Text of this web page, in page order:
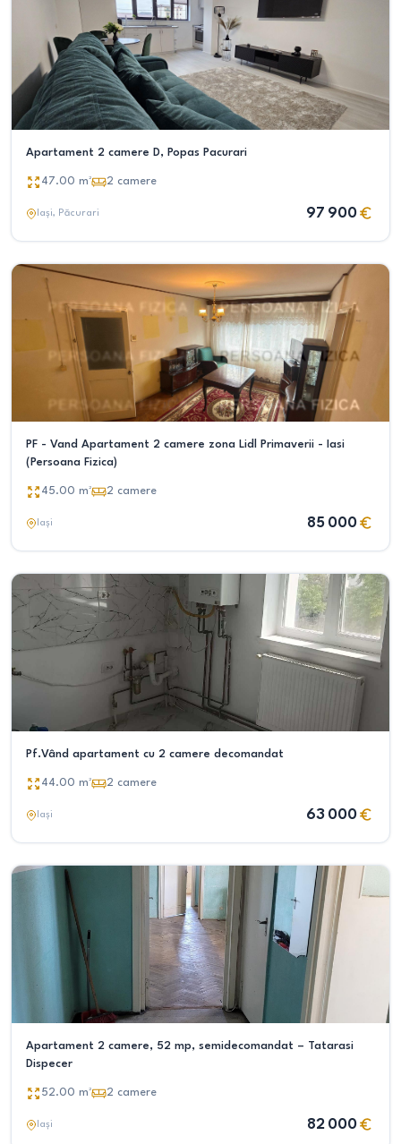
Apartament 2 camere D, Popas Pacurari
47.00 m² 2 camere
Iași, Păcurari 97 900
PF - Vand Apartament 2 camere zona Lidl Primaverii - Iasi
(Persoana Fizica)
45.00 m² 2 camere
Iași 85 000
Pf.Vând apartament cu 2 camere decomandat
44.00 m² 2 camere
Iași 63 000
Apartament 2 camere, 52 mp, semidecomandat – Tatarasi
Dispecer
52.00 m² 2 camere
Iași 82 000